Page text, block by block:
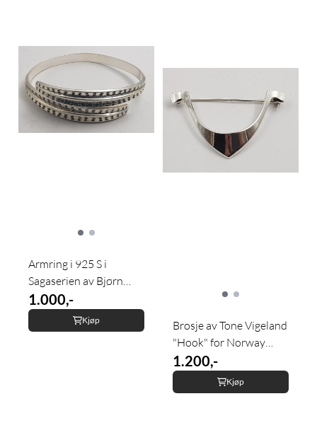
Armring i 925 S i
Sagaserien av Bjørn
Sigurd ...
1.000,-
Kjøp
Brosje av Tone Vigeland
"Hook" for Norway
Design ...
1.200,-
Kjøp